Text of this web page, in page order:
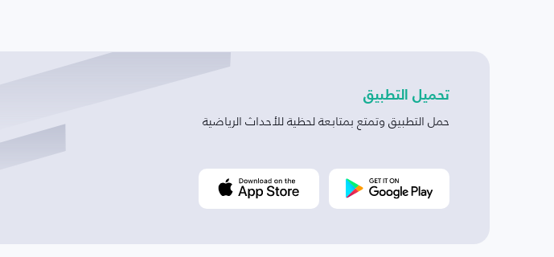
تحميل التطبيق
حمل التطبيق وتمتع بمتابعة لحظية للأحداث الرياضية